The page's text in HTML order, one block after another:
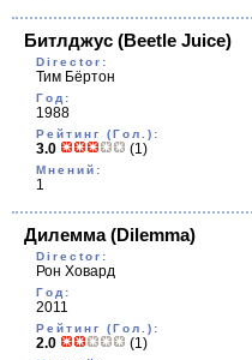
Битлджус (Beetle Juice)
Director:
Тим Бёртон
Год:
1988
Рейтинг (Гол.):
3.0 (1)
Мнений:
1
Дилемма(Dilemma)
Director:
Рон Ховард
Год:
2011
Рейтинг (Гол.):
2.0 (1)